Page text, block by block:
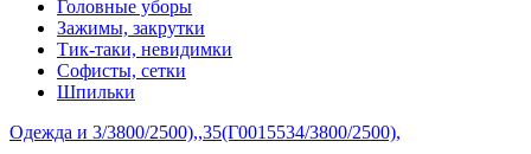
Головные уборы
Зажимы, закрутки
Тик-таки, невидимки
Софисты, сетки
Шпильки
Одежда и 3/3800/2500),,35(Г0015534/3800/2500),